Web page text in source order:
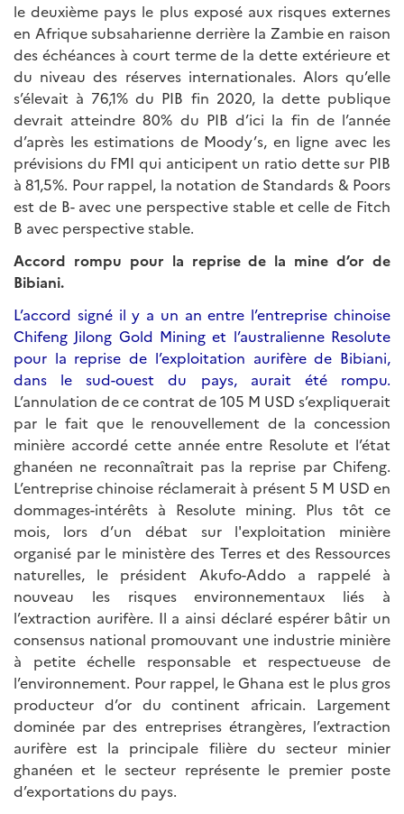
le deuxième pays le plus exposé aux risques externes
en Afrique subsaharienne derrière la Zambie en raison
des échéances à court terme de la dette extérieure et
du niveau des réserves internationales. Alors qu’elle
s’élevait à 76,1% du PIB fin 2020, la dette publique
devrait atteindre 80% du PIB d’ici la fin de l’année
d’après les estimations de Moody’s, en ligne avec les
prévisions du FMI qui anticipent un ratio dette sur PIB
à 81,5%. Pour rappel, la notation de Standards & Poors
est de B- avec une perspective stable et celle de Fitch
B avec perspective stable.
Accord rompu pour la reprise de la mine d’or de
Bibiani.
L’accord signé il y a un an entre l’entreprise chinoise
Chifeng Jilong Gold Mining et l’australienne Resolute
pour la reprise de l’exploitation aurifère de Bibiani,
dans le sud-ouest du pays, aurait été rompu.
L’annulation de ce contrat de 105 M USD s’expliquerait
par le fait que le renouvellement de la concession
minière accordé cette année entre Resolute et l’état
ghanéen ne reconnaîtrait pas la reprise par Chifeng.
L’entreprise chinoise réclamerait à présent 5 M USD en
dommages-intérêts à Resolute mining. Plus tôt ce
mois, lors d’un débat sur l'exploitation minière
organisé par le ministère des Terres et des Ressources
naturelles, le président Akufo-Addo a rappelé à
nouveau les risques environnementaux liés à
l’extraction aurifère. Il a ainsi déclaré espérer bâtir un
consensus national promouvant une industrie minière
à petite échelle responsable et respectueuse de
l’environnement. Pour rappel, le Ghana est le plus gros
producteur d’or du continent africain. Largement
dominée par des entreprises étrangères, l’extraction
aurifère est la principale filière du secteur minier
ghanéen et le secteur représente le premier poste
d’exportations du pays.